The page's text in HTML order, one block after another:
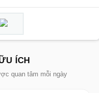
ÍCH
quan tâm mỗi ngày